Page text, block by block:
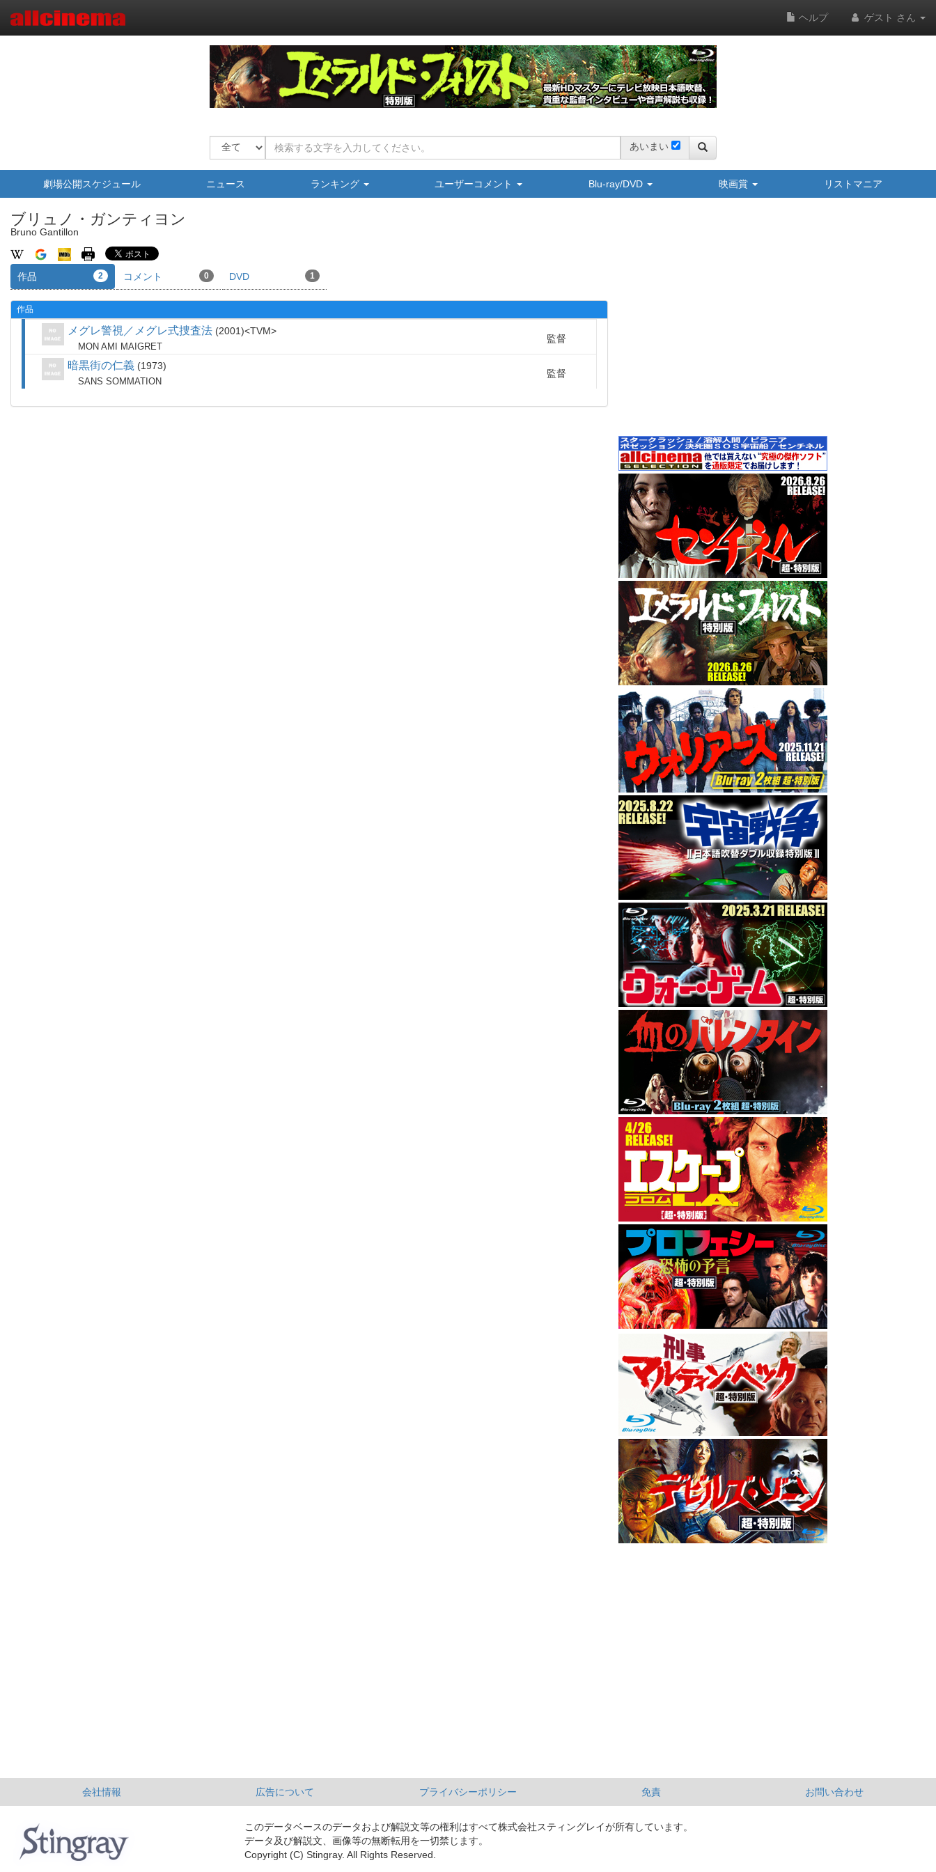
ヘルプ ゲスト さん
あいまい
劇場公開スケジュール ニュース ランキング ユーザーコメント Blu-ray/DVD 映画賞 リストマニア
ブリュノ・ガンティヨン
Bruno Gantillon
作品 2 コメント 0 DVD 1
作品
メグレ警視／メグレ式捜査法 2001 TVM
MON AMI MAIGRET
監督
暗黒街の仁義 1973
SANS SOMMATION
監督
会社情報 広告について プライバシーポリシー 免責 お問い合わせ
このデータベースのデータおよび解説文等の権利はすべて株式会社スティングレイが所有しています。
データ及び解説文、画像等の無断転用を一切禁じます。
Copyright (C) Stingray. All Rights Reserved.